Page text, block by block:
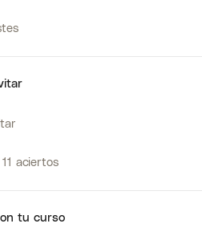
11 aciertos
tu curso